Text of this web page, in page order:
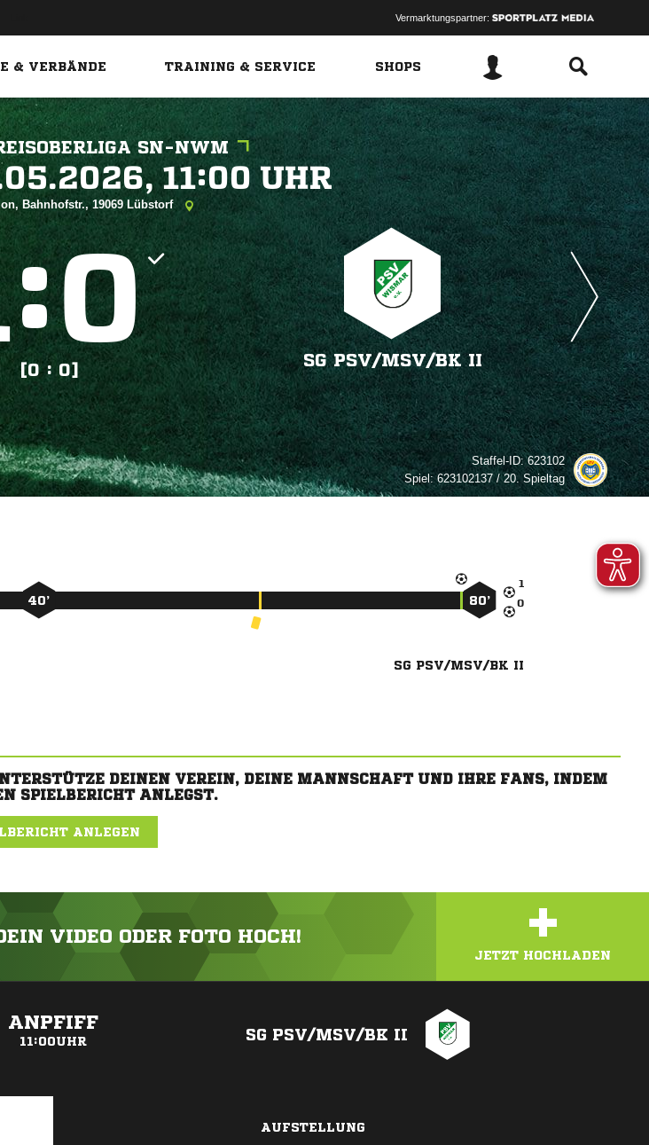
Vermarktungspartner:
& VERBÄNDE TRAINING & SERVICE SHOPS
SN-NWM
  
Bahnhofstr., 19069 Lübstorf
:
[0 : 0]
SG PSV/​MSV/​BK II
Staffel-ID:623102
Spiel:623102137 / 20. Spieltag


40’ 80’
SG PSV/MSV/BK II
DEINEN VEREIN, DEINE MANNSCHAFT UND IHRE FANS, INDEM
SPIELBERICHT ANLEGST.
ANLEGEN
VIDEO ODER FOTO HOCH! +
JETZT HOCHLADEN
ANPFIFF
11:00UHR SG PSV/MSV/BK II
AUFSTELLUNG